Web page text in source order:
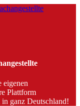
eigenen
Plattform
ganz Deutschland!